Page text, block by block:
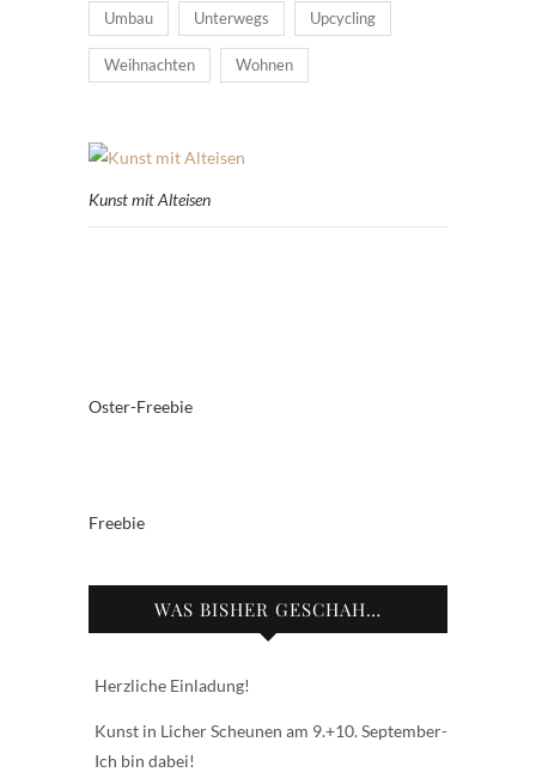
Umbau Unterwegs Upcycling
Weihnachten Wohnen
Kunst mit Alteisen
Oster-Freebie
Freebie
WAS BISHER GESCHAH…
Herzliche Einladung!
Kunst in Licher Scheunen am 9.+10. September-
Ich bin dabei!